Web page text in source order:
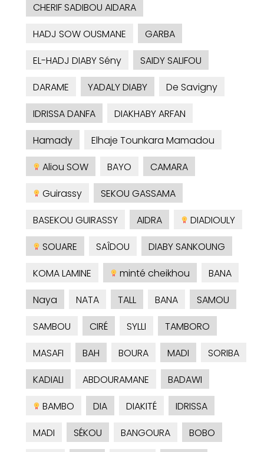
CHERIF SADIBOU AIDARA
HADJ SOW OUSMANE
GARBA
EL-HADJ DIABY Sény
SAIDY SALIFOU
DARAME
YADALY DIABY
De Savigny
IDRISSA DANFA
DIAKHABY ARFAN
Hamady
Elhaje Tounkara Mamadou
Aliou SOW
BAYO
CAMARA
Guirassy
SEKOU GASSAMA
BASEKOU GUIRASSY
AIDRA
DIADIOULY
SOUARE
SAÎDOU
DIABY SANKOUNG
KOMA LAMINE
minté cheikhou
BANA
Naya
NATA TALL BANA
SAMOU
SAMBOU
CIRÉ SYLLI
TAMBORO
MASAFI
BAH BOURA MADI
SORIBA
KADIALI
ABDOURAMANE
BADAWI
BAMBO
DIA DIAKITÉ
IDRISSA
MADI
SÉKOU BANGOURA
BOBO